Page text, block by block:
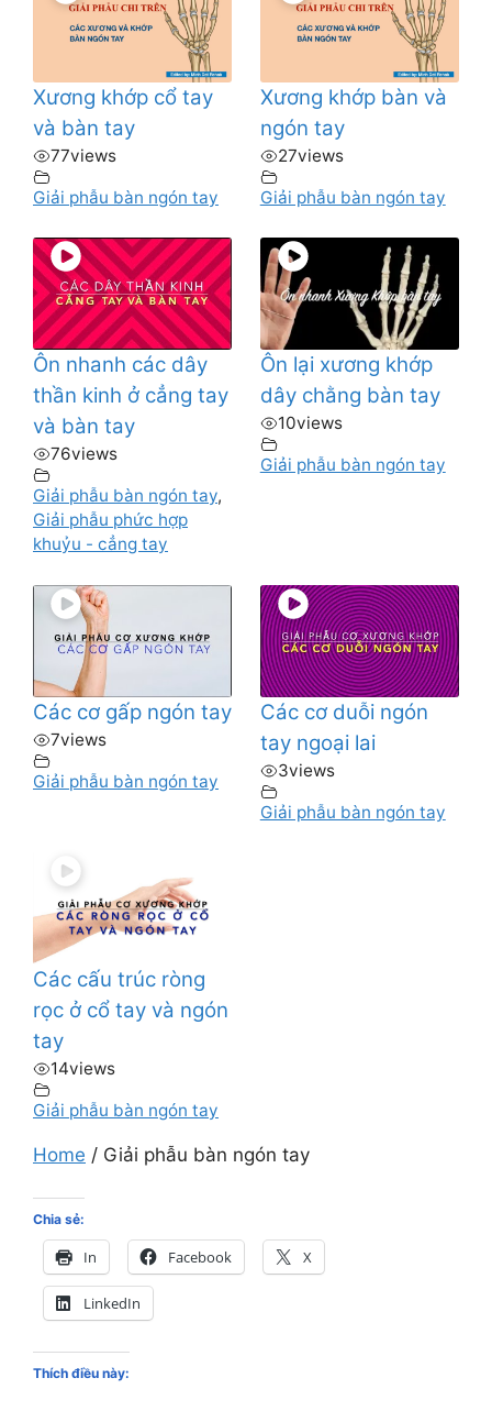
Xương khớp cổ tay
và bàn tay
77views
Giải phẫu bàn ngón tay
Xương khớp bàn và
ngón tay
27views
Giải phẫu bàn ngón tay
Ôn nhanh các dây
thần kinh ở cẳng tay
và bàn tay
76views
Giải phẫu bàn ngón tay,
Giải phẫu phức hợp
khuỷu - cẳng tay
Ôn lại xương khớp
dây chằng bàn tay
10views
Giải phẫu bàn ngón tay
Các cơ gấp ngón tay
7views
Giải phẫu bàn ngón tay
Các cơ duỗi ngón
tay ngoại lai
3views
Giải phẫu bàn ngón tay
Các cấu trúc ròng
rọc ở cổ tay và ngón
tay
14views
Giải phẫu bàn ngón tay
Home / Giải phẫu bàn ngón tay
Chia sẻ:
In Facebook X
LinkedIn
Thích điều này: